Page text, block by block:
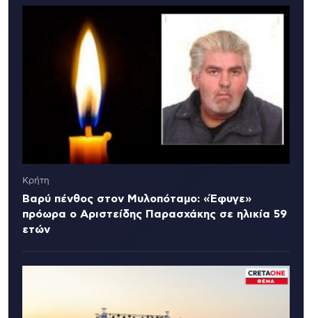
Κρήτη
Βαρύ πένθος στον Μυλοπόταμο: «Έφυγε»
πρόωρα ο Αριστείδης Παρασχάκης σε ηλικία 59
ετών